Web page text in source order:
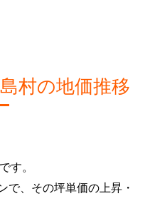
村の地価推移
す。
で、その坪単価の上昇・